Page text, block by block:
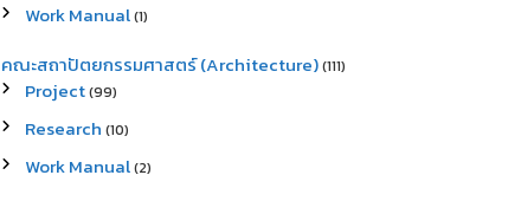
Work Manual(1)
คณะสถาปัตยกรรมศาสตร์ (Architecture)(111)
Project(99)
Research (10)
Work Manual(2)